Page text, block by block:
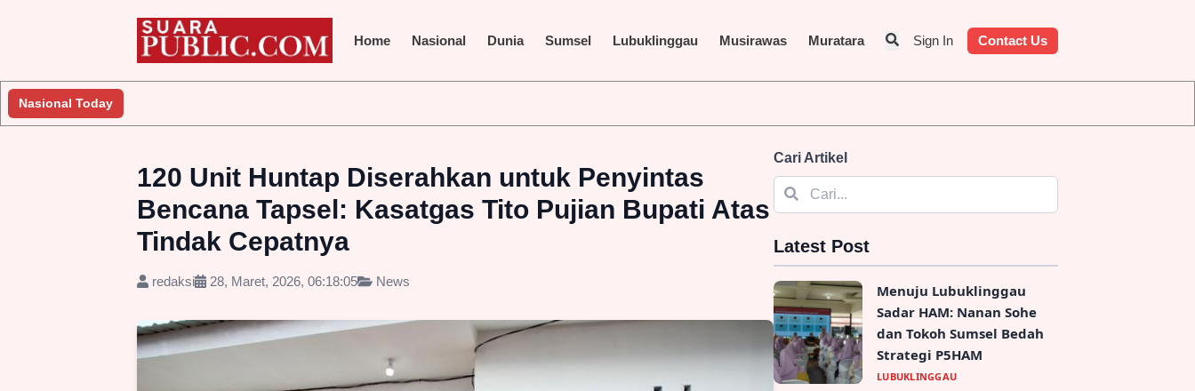
Home Nasional Dunia Sumsel Lubuklinggau Musirawas Muratara Sign In Contact Us
Nasional Today
Penyelidikan
120 Unit Huntap Diserahkan untuk Penyintas
Bencana Tapsel: Kasatgas Tito Pujian Bupati Atas
Tindak Cepatnya
redaksi 28, Maret, 2026, 06:18:05 News
Cari Artikel
Latest Post
Menuju Lubuklinggau
Sadar HAM: Nanan Sohe
dan Tokoh Sumsel Bedah
Strategi P5HAM
LUBUKLINGGAU